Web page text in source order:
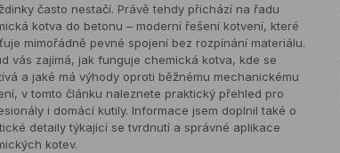
často nestačí. Právě tehdy přichází na řadu
kotva do betonu – moderní řešení kotvení, které
mimořádně pevné spojení bez rozpínání materiálu.
vás zajímá, jak funguje chemická kotva, kde se
a jaké má výhody oproti běžnému mechanickému
v tomto článku naleznete praktický přehled pro
i domácí kutily. Informace jsem doplnil také o
detaily týkající se tvrdnutí a správné aplikace
kotev.